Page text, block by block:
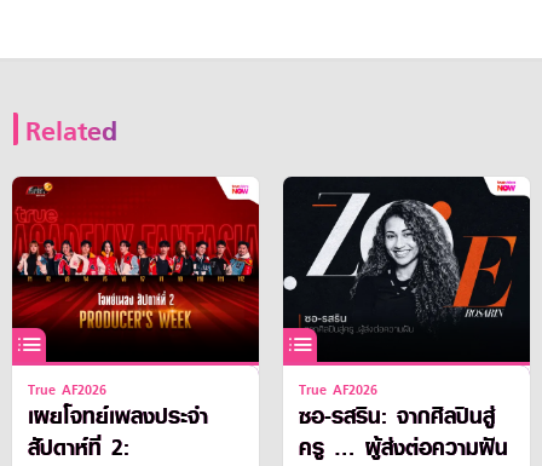
Related
True AF2026
เผยโจทย์เพลงประจำ
สัปดาห์ที่ 2:
True AF2026
ซอ-รสริน: จากศิลปินสู่
ครู … ผู้ส่งต่อความฝัน